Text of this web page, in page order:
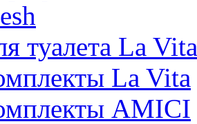
туалета La Vita
La Vita
AMICI